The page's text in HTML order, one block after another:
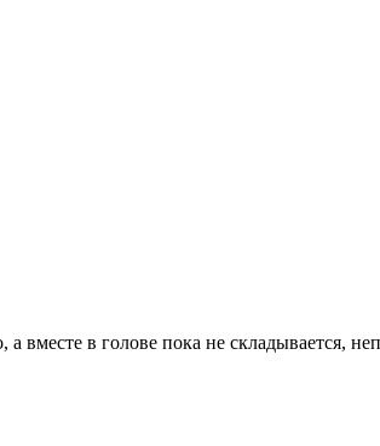
в голове пока не складывается,